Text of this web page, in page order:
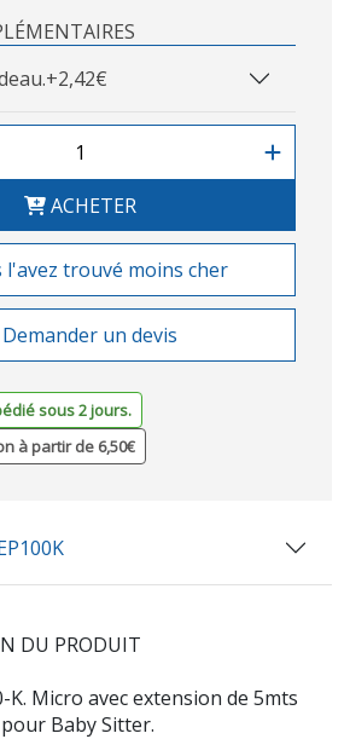
+2,42€
ACHETER
trouvé moins cher
un devis
sous 2 jours.
à partir de 6,50€
DU PRODUIT
K. Micro avec extension de 5mts
Baby Sitter.